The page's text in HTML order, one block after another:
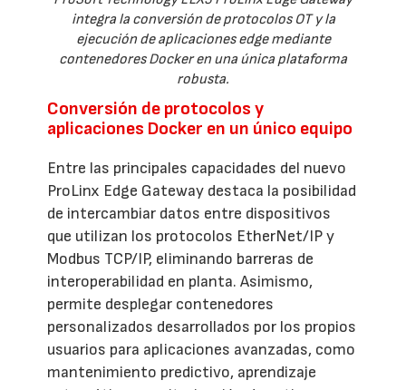
integra la conversión de protocolos OT y la
ejecución de aplicaciones edge mediante
contenedores Docker en una única plataforma
robusta.
Conversión de protocolos y
aplicaciones Docker en un único equipo
Entre las principales capacidades del nuevo
ProLinx Edge Gateway destaca la posibilidad
de intercambiar datos entre dispositivos
que utilizan los protocolos EtherNet/IP y
Modbus TCP/IP, eliminando barreras de
interoperabilidad en planta. Asimismo,
permite desplegar contenedores
personalizados desarrollados por los propios
usuarios para aplicaciones avanzadas, como
mantenimiento predictivo, aprendizaje